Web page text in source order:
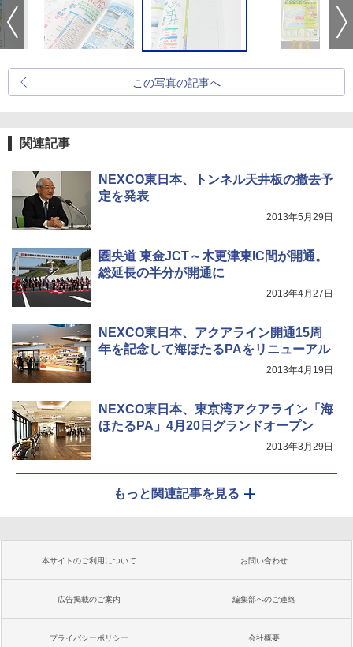
この写真の記事へ
関連記事
NEXCO東日本、トンネル天井板の撤去予
定を発表
2013年5月29日
圏央道 東金JCT～木更津東IC間が開通。
総延長の半分が開通に
2013年4月27日
NEXCO東日本、アクアライン開通15周
年を記念して海ほたるPAをリニューアル
2013年4月19日
NEXCO東日本、東京湾アクアライン「海
ほたるPA」4月20日グランドオープン
2013年3月29日
もっと関連記事を見る
本サイトのご利用について お問い合わせ
広告掲載のご案内 編集部へのご連絡
プライバシーポリシー 会社概要